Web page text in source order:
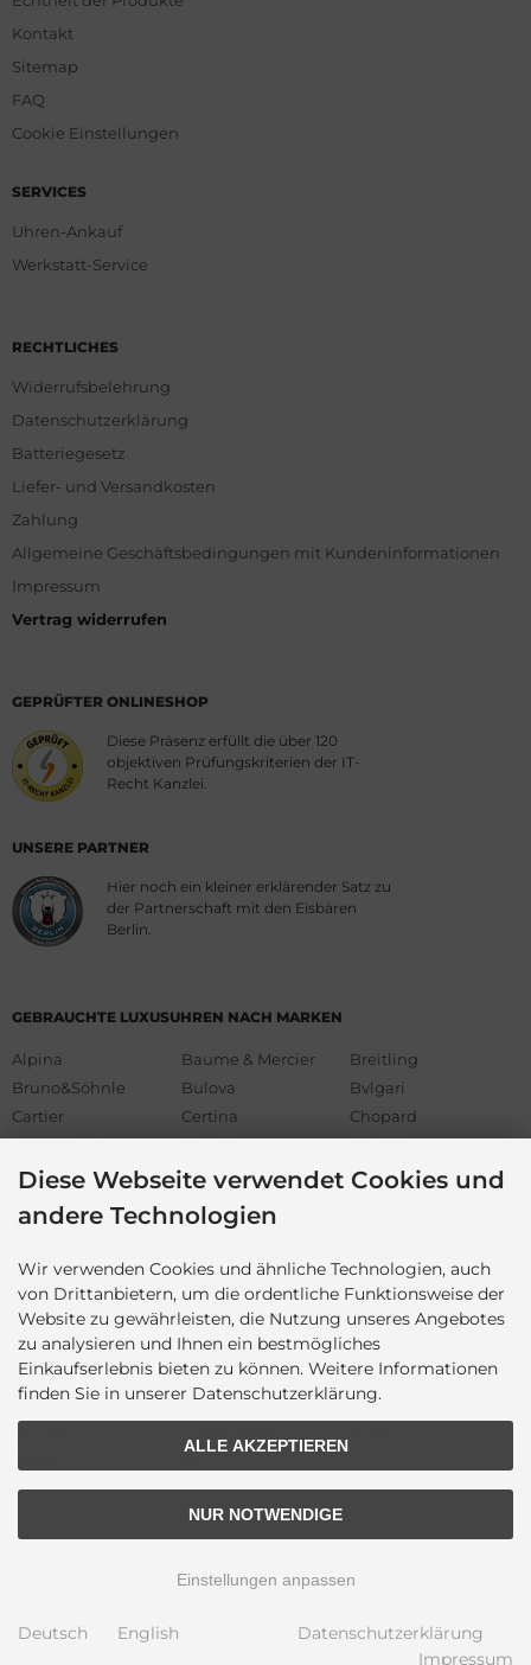
Kontakt
Sitemap
FAQ
Cookie Einstellungen
SERVICES
Uhren-Ankauf
Werkstatt-Service
RECHTLICHES
Widerrufsbelehrung
Datenschutzerklärung
Batteriegesetz
Liefer- und Versandkosten
Zahlung
Allgemeine Geschäftsbedingungen mit Kundeninformationen
Impressum
Vertrag widerrufen
GEPRÜFTER ONLINESHOP
Diese Präsenz erfüllt die über 120
objektiven Prüfungskriterien der IT-
Recht Kanzlei.
UNSERE PARTNER
Hier noch ein kleiner erklärender Satz zu
der Partnerschaft mit den Eisbären
Berlin.
GEBRAUCHTE LUXUSUHREN NACH MARKEN
Alpina Baume & Mercier
Breitling
Bruno&Söhnle
Bulova
Bvlgari
Cartier
Certina
Chopard
Chronoswiss
Corum
Davosa
DOXA
Ebel
Fortis
Jaeger-LeCoultre
Junghans
Longines
Maurice Lacroix
Mido
Montblanc
Mühle
Nomos
Omega
Oris
Panerai
Rado
Raymond Weil
Roger Dubuis
Rolex
Sector
Sinn
TAG Heuer
Tissot
Tudor
Tutima
Zenith
Luxusuhren.
Rehm Webdesign
Diese Webseite verwendet Cookies und
andere Technologien
Wir verwenden Cookies und ähnliche Technologien, auch
von Drittanbietern, um die ordentliche Funktionsweise der
Website zu gewährleisten, die Nutzung unseres Angebotes
zu analysieren und Ihnen ein bestmögliches
Einkaufserlebnis bieten zu können. Weitere Informationen
finden Sie in unserer Datenschutzerklärung.
ALLE AKZEPTIEREN
NUR NOTWENDIGE
Einstellungen anpassen
Deutsch English
Datenschutzerklärung
Impressum